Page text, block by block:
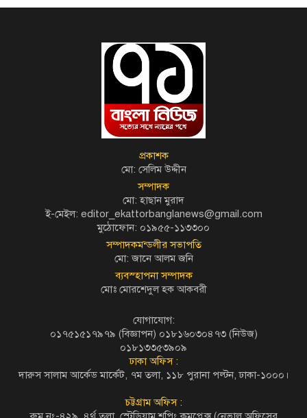
প্রকাশক
মো: সেলিম উদ্দীন
সম্পাদক
মো: হাছান মুরাদ
ই-মেইল: editor_ekattorbanglanews@gmail.com
মুঠোফোন: ০১৯৫৫-১১৩৩০০
সম্পাদকমন্ডলীর সভাপতি
মো: জানে আলম জনি
ব্যবস্হাপনা সম্পাদক
মোঃ মোরশেদুল হক আকবরী
যোগাযোগ:
০১৭৫১৫১৭৯৭৯ (বিজ্ঞাপন) ০১৮১৬০৩০৪৭৩ (নিউজ)
০১৮১৩৩৫৩৯০৯
ঢাকা অফিস :
দারুস সালাম আর্কেড মার্কেট, ৭ম তলা, ১১৮ পুরানা পল্টন, ঢাকা-১০০০।
চট্টগ্রাম অফিস :